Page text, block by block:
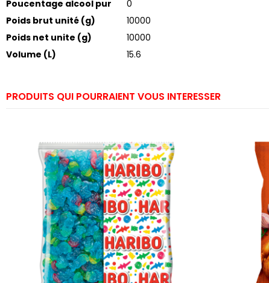
Poucentage alcool pur
0
Poids brut unité (g)
10000
Poids net unite (g)
10000
Volume (L)
15.6
PRODUITS QUI POURRAIENT VOUS INTERESSER